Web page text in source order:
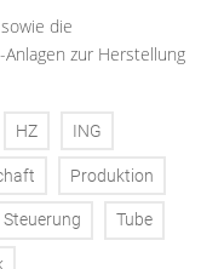
die
zur Herstellung
HZ ING
Produktion
Steuerung Tube